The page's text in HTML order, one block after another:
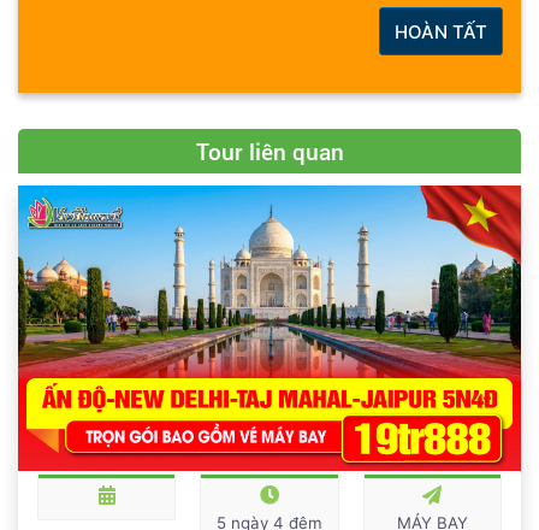
HOÀN TẤT
Tour liên quan
5 ngày 4 đêm MÁY BAY